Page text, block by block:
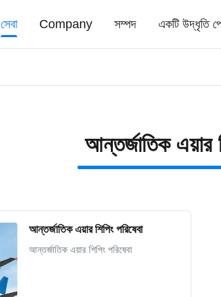
সেবা Company সম্পদ একটি উদ্ধৃতি
আন্তর্জাতিক এয়ার
আন্তর্জাতিক এয়ার শিপিং পরিষেবা
আন্তর্জাতিক এয়ার শিপিং পরিষেবা